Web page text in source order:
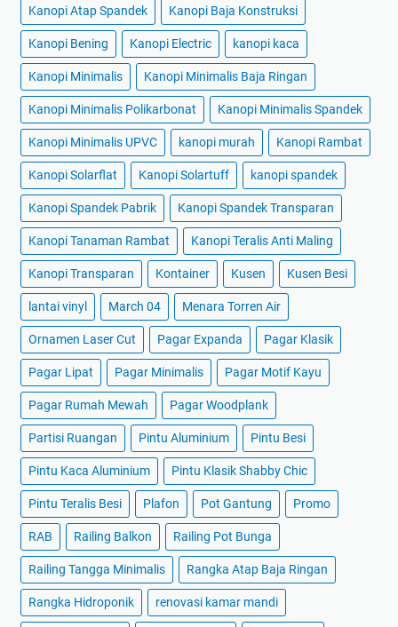
Kanopi Atap Spandek Kanopi Baja Konstruksi
Kanopi Bening Kanopi Electric kanopi kaca
Kanopi Minimalis Kanopi Minimalis Baja Ringan
Kanopi Minimalis Polikarbonat Kanopi Minimalis Spandek
Kanopi Minimalis UPVC kanopi murah Kanopi Rambat
Kanopi Solarflat Kanopi Solartuff kanopi spandek
Kanopi Spandek Pabrik Kanopi Spandek Transparan
Kanopi Tanaman Rambat Kanopi Teralis Anti Maling
Kanopi Transparan Kontainer Kusen Kusen Besi
lantai vinyl March 04 Menara Torren Air
Ornamen Laser Cut Pagar Expanda Pagar Klasik
Pagar Lipat Pagar Minimalis Pagar Motif Kayu
Pagar Rumah Mewah Pagar Woodplank
Partisi Ruangan Pintu Aluminium Pintu Besi
Pintu Kaca Aluminium Pintu Klasik Shabby Chic
Pintu Teralis Besi Plafon Pot Gantung Promo
RAB Railing Balkon Railing Pot Bunga
Railing Tangga Minimalis Rangka Atap Baja Ringan
Rangka Hidroponik renovasi kamar mandi